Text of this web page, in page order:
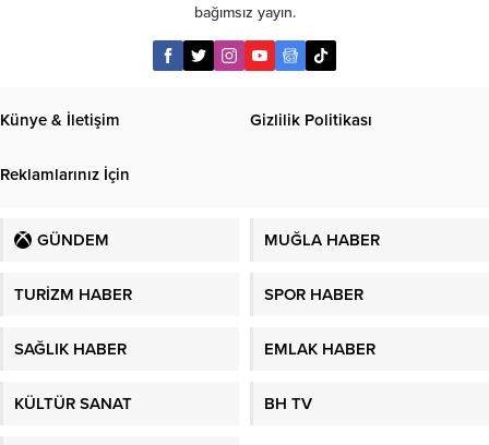
bağımsız yayın.
Künye & İletişim Gizlilik Politikası
Reklamlarınız İçin
GÜNDEM MUĞLA HABER
TURİZM HABER SPOR HABER
SAĞLIK HABER EMLAK HABER
KÜLTÜR SANAT BH TV